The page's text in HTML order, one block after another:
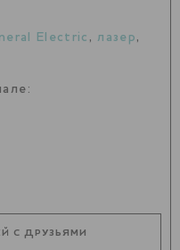
Electric , лазер ,
С ДРУЗЬЯМИ